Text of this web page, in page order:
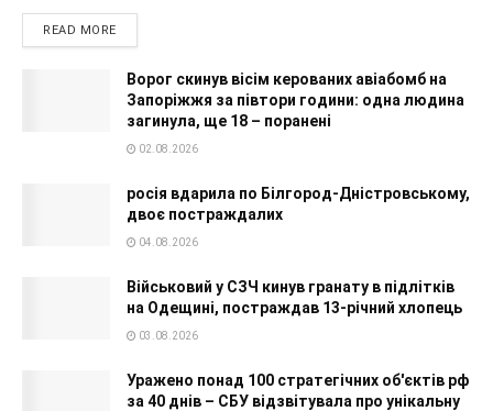
READ MORE
Ворог скинув вісім керованих авіабомб на
Запоріжжя за півтори години: одна людина
загинула, ще 18 – поранені
02.08.2026
росія вдарила по Білгород-Дністровському,
двоє постраждалих
04.08.2026
Військовий у СЗЧ кинув гранату в підлітків
на Одещині, постраждав 13-річний хлопець
03.08.2026
Уражено понад 100 стратегічних об'єктів рф
за 40 днів – СБУ відзвітувала про унікальну